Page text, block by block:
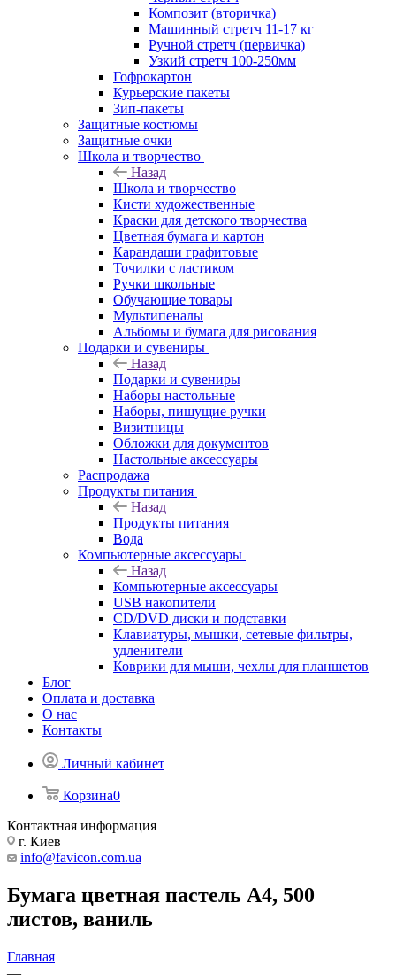
Композит (вторичка)
Машинный стретч 11-17 кг
Ручной стретч (первичка)
Узкий стретч 100-250мм
Гофрокартон
Курьерские пакеты
Зип-пакеты
Защитные костюмы
Защитные очки
Школа и творчество
Назад
Школа и творчество
Кисти художественные
Краски для детского творчества
Цветная бумага и картон
Карандаши графитовые
Точилки с ластиком
Ручки школьные
Обучающие товары
Мультипеналы
Альбомы и бумага для рисования
Подарки и сувениры
Назад
Подарки и сувениры
Наборы настольные
Наборы, пишущие ручки
Визитницы
Обложки для документов
Настольные аксессуары
Распродажа
Продукты питания
Назад
Продукты питания
Вода
Компьютерные аксессуары
Назад
Компьютерные аксессуары
USB накопители
CD/DVD диски и подставки
Клавиатуры, мышки, сетевые фильтры,
удленители
Коврики для мыши, чехлы для планшетов
Блог
Оплата и доставка
О нас
Контакты
Личный кабинет
Корзина0
Контактная информация
г. Киев
info@favicon.com.ua
Бумага цветная пастель А4, 500
листов, ваниль
Главная
—